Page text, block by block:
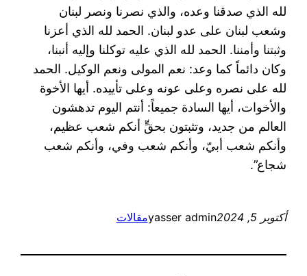
لله الذي صدقنا وعده، والذي نصرنا ونصر لبنان
وشعب لبنان على عدو لبنان. الحمد لله الذي أعزنا
وثبتنا وأمننا. الحمد لله الذي عليه توكلنا وإليه أنبنا،
وكان دائماً كما وعد: نعم المولى ونعم الوكيل. الحمد
لله على نصره وعلى عونه وعلى تأييده. أيها الأخوة
والأخوات، أيها السادة جميعاً: أنتم اليوم تدهشون
العالم من جديد، وتثبتون بحقٍّ أنكم شعب عظيم،
وأنكم شعب أبيّ، وأنكم شعب وفي، وأنكم شعب
شجاع”.
أكتوبر 5, 2024 yasser adminمقالات